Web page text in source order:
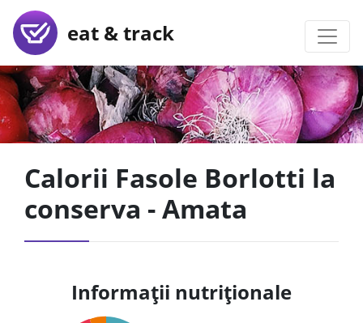
eat & track
Calorii Fasole Borlotti la
conserva - Amata
Informații nutriționale